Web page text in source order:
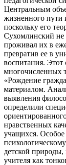
Центральным
жизненного пути
поскольку его
Сухомлинский
проживал их в
превратив ее в
воспитания.
многочисленных
«Рождение
материалом.
выявления
определили
нравственных
учащихся. Особое
детской
учителя как